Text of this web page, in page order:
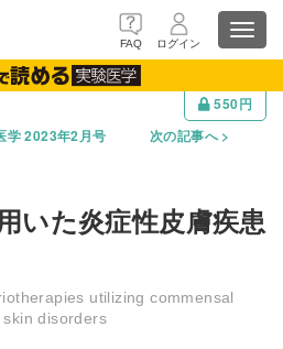
FAQ ログイン
550円
学 2023年2月号 次の記事へ
いた炎症性皮膚疾患
utilizing commensal
disorders